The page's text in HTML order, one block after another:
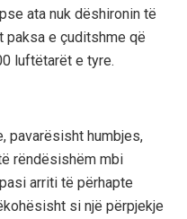
ata nuk dëshironin të
paksa e çuditshme që
luftëtarët e tyre.
pavarësisht humbjes,
rëndësishëm mbi
arriti të përhapte
si një përpjekje